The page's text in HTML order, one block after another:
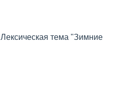
Лексическая тема "Зимние